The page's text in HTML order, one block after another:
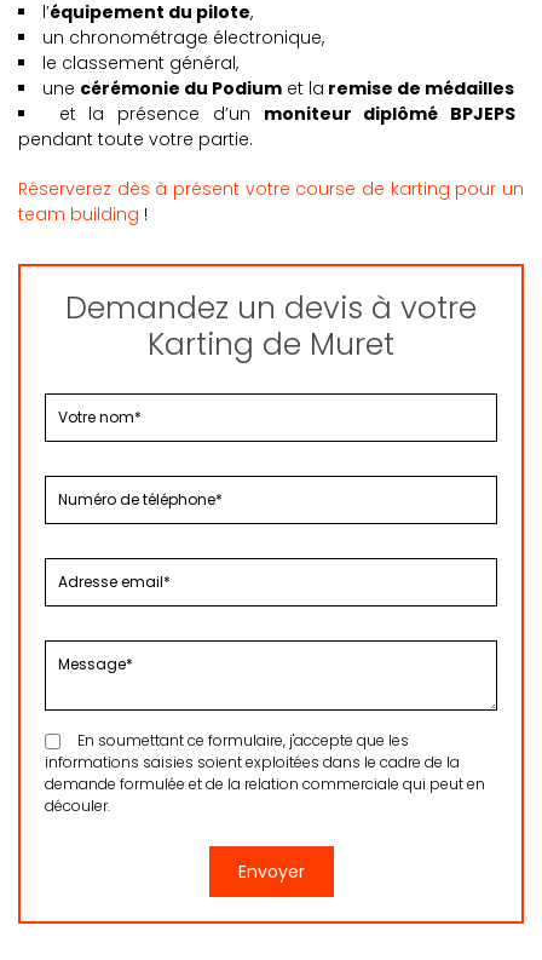
l’équipement du pilote,
un chronométrage électronique,
le classement général,
une cérémonie du Podium et la remise de médailles
et la présence d’un moniteur diplômé BPJEPS
pendant toute votre partie.
Réserverez dès à présent votre course de karting pour un
team building !
Demandez un devis à votre
Karting de Muret
En soumettant ce formulaire, j'accepte que les
informations saisies soient exploitées dans le cadre de la
demande formulée et de la relation commerciale qui peut en
découler.